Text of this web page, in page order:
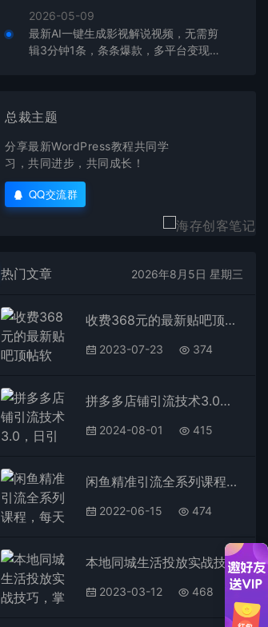
2026-05-09
最新AI一键生成影视解说视频，无需剪
辑3分钟1条，条条爆款，多平台变现日
总裁主题
分享最新WordPress教程共同学
习，共同进步，共同成长！
QQ交流群
热门文章 2026年8月5日 星期三
收费368元的最新贴吧顶帖软件，一键傻瓜式使用【顶帖脚本+使用教程】
2023-07-23 374
拼多多店铺引流技术3.0，日引300+付费创业粉，单号轻松日变现1000+
2024-08-01 415
闲鱼精准引流全系列课程，每天引流100精准粉【视频课程】
2022-06-15 474
本地同城生活投放实战技巧，掌握-同城流量，掌握-同城运营核心
2023-03-12 468